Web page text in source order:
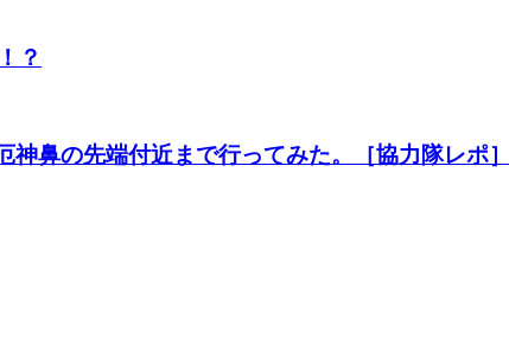
？
神鼻の先端付近まで行ってみた。［協力隊レポ］